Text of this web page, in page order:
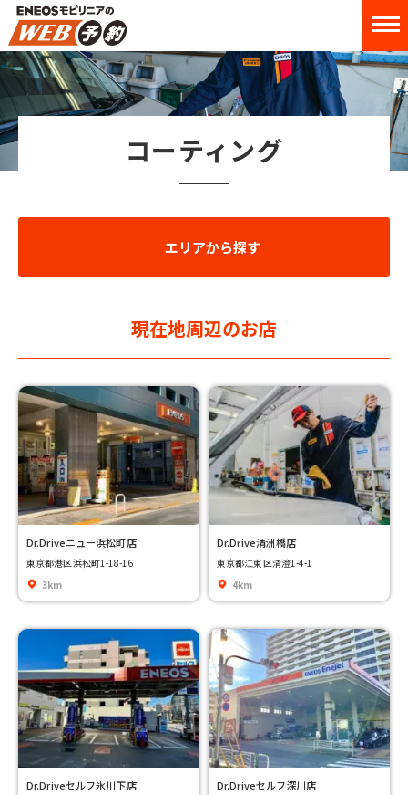
コーティング
エリアから探す
現在地周辺のお店
Dr.Driveニュー浜松町店
東京都港区浜松町1-18-16
3km
Dr.Drive清洲橋店
東京都江東区清澄1-4-1
4km
Dr.Driveセルフ氷川下店 Dr.Driveセルフ深川店